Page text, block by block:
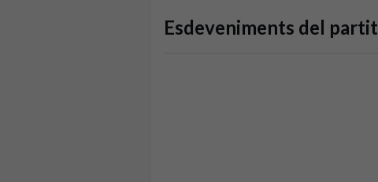
Esdeveniments del partit